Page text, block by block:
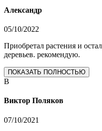
Александр
05/10/2022
Приобретал растения и
деревьев. рекомендую.
ПОКАЗАТЬ ПОЛНОСТЬЮ
В
Виктор Поляков
07/10/2021